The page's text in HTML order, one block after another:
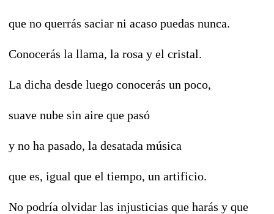
que no querrás saciar ni acaso puedas nunca.
Conocerás la llama, la rosa y el cristal.
La dicha desde luego conocerás un poco,
suave nube sin aire que pasó
y no ha pasado, la desatada música
que es, igual que el tiempo, un artificio.
No podría olvidar las injusticias que harás y que